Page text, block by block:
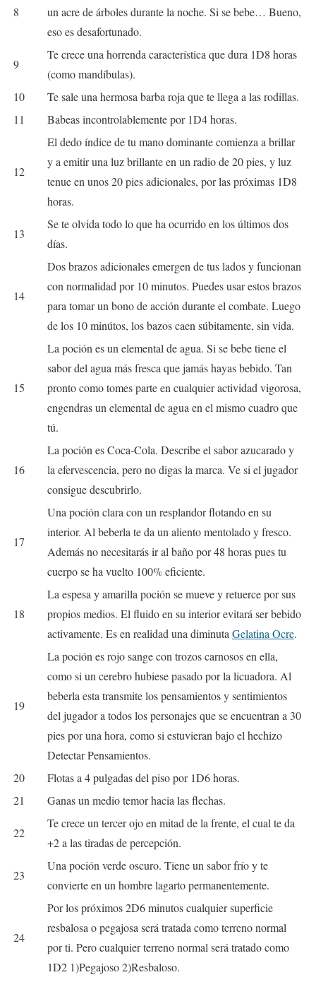
8
un acre de árboles durante la noche. Si se bebe… Bueno,
eso es desafortunado.
9
Te crece una horrenda característica que dura 1D8 horas
(como mandíbulas).
10
Te sale una hermosa barba roja que te llega a las rodillas.
11
Babeas incontrolablemente por 1D4 horas.
12
El dedo índice de tu mano dominante comienza a brillar
y a emitir una luz brillante en un radio de 20 pies, y luz
tenue en unos 20 pies adicionales, por las próximas 1D8
horas.
13
Se te olvida todo lo que ha ocurrido en los últimos dos
días.
14
Dos brazos adicionales emergen de tus lados y funcionan
con normalidad por 10 minutos. Puedes usar estos brazos
para tomar un bono de acción durante el combate. Luego
de los 10 minútos, los bazos caen súbitamente, sin vida.
15
La poción es un elemental de agua. Si se bebe tiene el
sabor del agua más fresca que jamás hayas bebido. Tan
pronto como tomes parte en cualquier actividad vigorosa,
engendras un elemental de agua en el mismo cuadro que
tú.
16
La poción es Coca-Cola. Describe el sabor azucarado y
la efervescencia, pero no digas la marca. Ve si el jugador
consigue descubrirlo.
17
Una poción clara con un resplandor flotando en su
interior. Al beberla te da un aliento mentolado y fresco.
Además no necesitarás ir al baño por 48 horas pues tu
cuerpo se ha vuelto 100% eficiente.
18
La espesa y amarilla poción se mueve y retuerce por sus
propios medios. El fluido en su interior evitará ser bebido
activamente. Es en realidad una diminuta Gelatina Ocre.
19
La poción es rojo sange con trozos carnosos en ella,
como si un cerebro hubiese pasado por la licuadora. Al
beberla esta transmite los pensamientos y sentimientos
del jugador a todos los personajes que se encuentran a 30
pies por una hora, como si estuvieran bajo el hechizo
Detectar Pensamientos.
20
Flotas a 4 pulgadas del piso por 1D6 horas.
21
Ganas un medio temor hacia las flechas.
22
Te crece un tercer ojo en mitad de la frente, el cual te da
+2 a las tiradas de percepción.
23
Una poción verde oscuro. Tiene un sabor frío y te
convierte en un hombre lagarto permanentemente.
24
Por los próximos 2D6 minutos cualquier superficie
resbalosa o pegajosa será tratada como terreno normal
por ti. Pero cualquier terreno normal será tratado como
1D2 1)Pegajoso 2)Resbaloso.